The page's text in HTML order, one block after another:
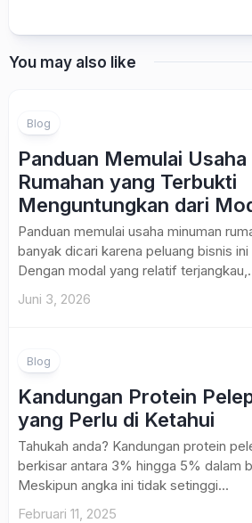
You may also like
Blog
Panduan Memulai
Rumahan yang Terbukti
Menguntungkan dari
Panduan memulai usaha minuman
banyak dicari karena peluang bisnis
Dengan modal yang relatif
Juni 3, 2026
Blog
Kandungan Protein
yang Perlu di Ketahui
Tahukah anda? Kandungan protein
berkisar antara 3% hingga 5% dalam
Meskipun angka ini tidak setinggi...
Februari 11, 2025